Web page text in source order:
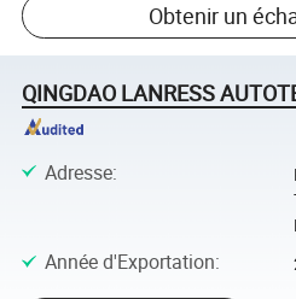
Obtenir un
QINGDAO LANRESS
Adresse:
Année d'Exportation: